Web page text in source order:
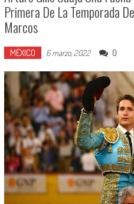
Primera De La Temporada
Marcos
MÉXICO 6 marzo, 2022 0